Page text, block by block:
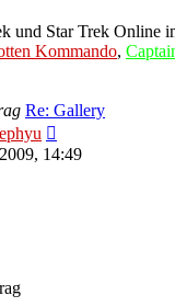
und Star Trek Online
Kommando,
Re: Gallery
Beitrag
14:49